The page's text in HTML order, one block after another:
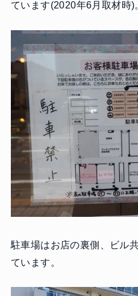
ています(2020年6月取材時)
駐車場はお店の裏側、ビル
ています。